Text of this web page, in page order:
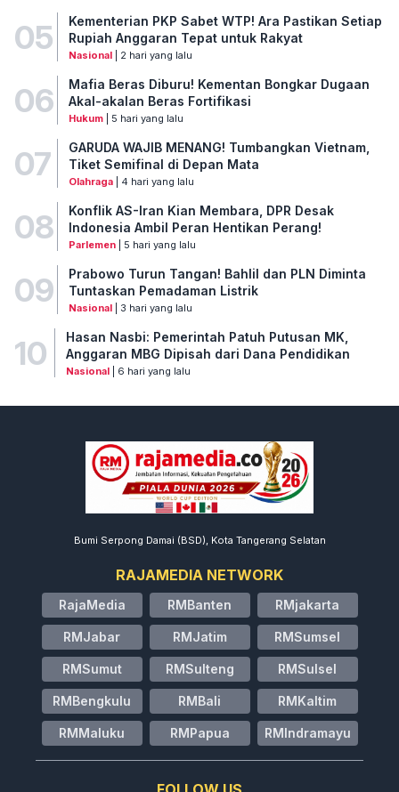
05
Kementerian PKP Sabet WTP! Ara Pastikan Setiap
Rupiah Anggaran Tepat untuk Rakyat
Nasional| 2 hari yang lalu
06
Mafia Beras Diburu! Kementan Bongkar Dugaan
Akal-akalan Beras Fortifikasi
Hukum| 5 hari yang lalu
07
GARUDA WAJIB MENANG! Tumbangkan Vietnam,
Tiket Semifinal di Depan Mata
Olahraga| 4 hari yang lalu
08
Konflik AS-Iran Kian Membara, DPR Desak
Indonesia Ambil Peran Hentikan Perang!
Parlemen| 5 hari yang lalu
09
Prabowo Turun Tangan! Bahlil dan PLN Diminta
Tuntaskan Pemadaman Listrik
Nasional| 3 hari yang lalu
10
Hasan Nasbi: Pemerintah Patuh Putusan MK,
Anggaran MBG Dipisah dari Dana Pendidikan
Nasional| 6 hari yang lalu
Bumi Serpong Damai (BSD), Kota Tangerang Selatan
RAJAMEDIA NETWORK
RajaMedia RMBanten RMjakarta
RMJabar RMJatim RMSumsel
RMSumut RMSulteng RMSulsel
RMBengkulu RMBali RMKaltim
RMMaluku RMPapua RMIndramayu